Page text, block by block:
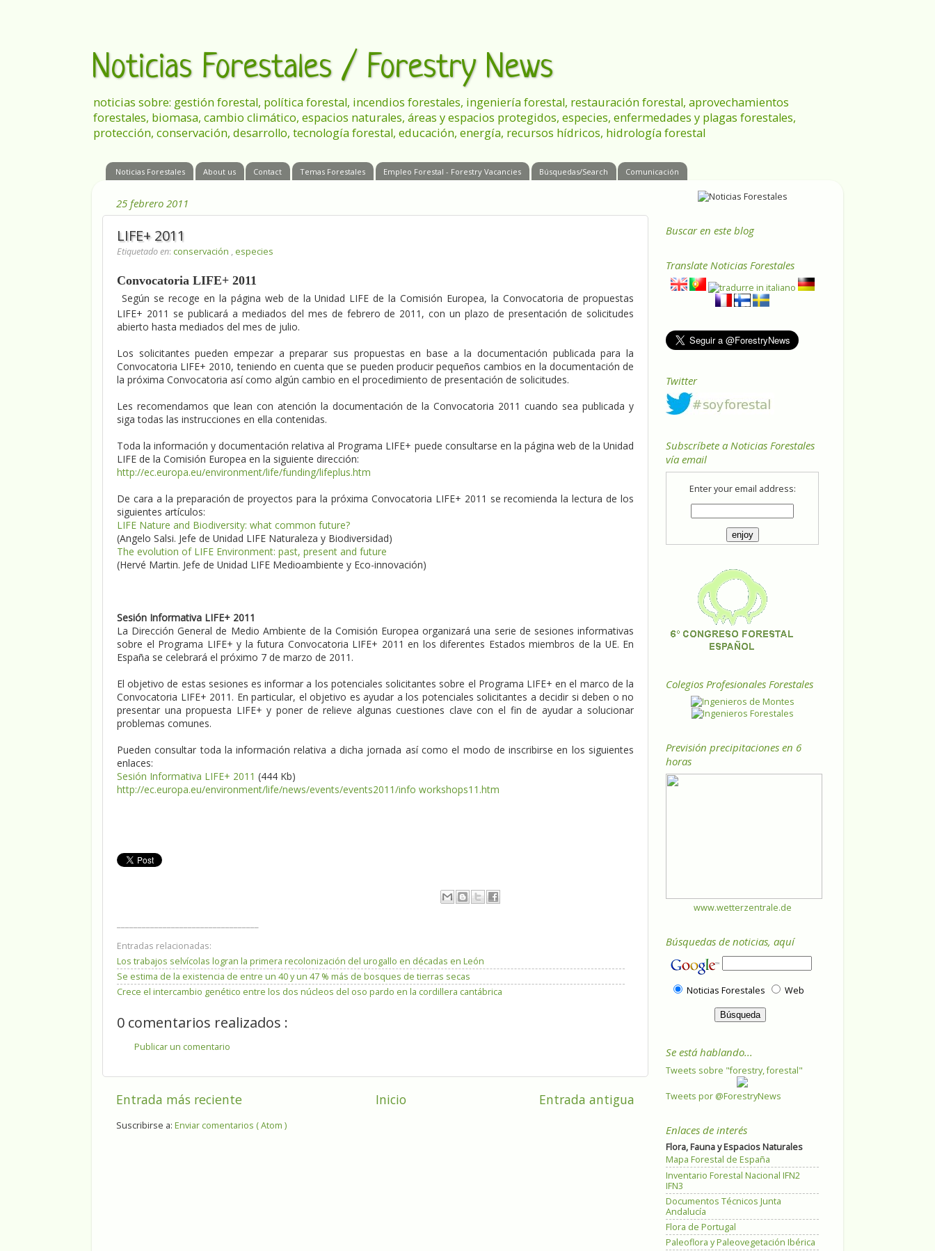
Noticias Forestales / Forestry News
noticias sobre: gestión forestal, política forestal, incendios forestales, ingeniería forestal, restauración forestal, aprovechamientos
forestales, biomasa, cambio climático, espacios naturales, áreas y espacios protegidos, especies, enfermedades y plagas forestales,
protección, conservación, desarrollo, tecnología forestal, educación, energía, recursos hídricos, hidrología forestal
Noticias Forestales About us Contact Temas Forestales Empleo Forestal - Forestry Vacancies Búsquedas/Search Comunicación
25 febrero 2011
LIFE+ 2011
Etiquetado en: conservación , especies
Convocatoria LIFE+ 2011
Según se recoge en la página web de la Unidad LIFE de la Comisión Europea, la Convocatoria de propuestas
LIFE+ 2011 se publicará a mediados del mes de febrero de 2011, con un plazo de presentación de solicitudes
abierto hasta mediados del mes de julio.
Los solicitantes pueden empezar a preparar sus propuestas en base a la documentación publicada para la
Convocatoria LIFE+ 2010, teniendo en cuenta que se pueden producir pequeños cambios en la documentación de
la próxima Convocatoria así como algún cambio en el procedimiento de presentación de solicitudes.
Les recomendamos que lean con atención la documentación de la Convocatoria 2011 cuando sea publicada y
siga todas las instrucciones en ella contenidas.
Toda la información y documentación relativa al Programa LIFE+ puede consultarse en la página web de la Unidad
LIFE de la Comisión Europea en la siguiente dirección:
http://ec.europa.eu/environment/life/funding/lifeplus.htm
De cara a la preparación de proyectos para la próxima Convocatoria LIFE+ 2011 se recomienda la lectura de los
siguientes artículos:
LIFE Nature and Biodiversity: what common future?
(Angelo Salsi. Jefe de Unidad LIFE Naturaleza y Biodiversidad)
The evolution of LIFE Environment: past, present and future
(Hervé Martin. Jefe de Unidad LIFE Medioambiente y Eco-innovación)
Sesión Informativa LIFE+ 2011
La Dirección General de Medio Ambiente de la Comisión Europea organizará una serie de sesiones informativas
sobre el Programa LIFE+ y la futura Convocatoria LIFE+ 2011 en los diferentes Estados miembros de la UE. En
España se celebrará el próximo 7 de marzo de 2011.
El objetivo de estas sesiones es informar a los potenciales solicitantes sobre el Programa LIFE+ en el marco de la
Convocatoria LIFE+ 2011. En particular, el objetivo es ayudar a los potenciales solicitantes a decidir si deben o no
presentar una propuesta LIFE+ y poner de relieve algunas cuestiones clave con el fin de ayudar a solucionar
problemas comunes.
Pueden consultar toda la información relativa a dicha jornada así como el modo de inscribirse en los siguientes
enlaces:
Sesión Informativa LIFE+ 2011 (444 Kb)
http://ec.europa.eu/environment/life/news/events/events2011/info workshops11.htm
Entradas relacionadas:
Los trabajos selvícolas logran la primera recolonización del urogallo en décadas en León
Se estima de la existencia de entre un 40 y un 47 % más de bosques de tierras secas
Crece el intercambio genético entre los dos núcleos del oso pardo en la cordillera cantábrica
0 comentarios realizados :
Publicar un comentario
Entrada más reciente Entrada antigua
Inicio
Suscribirse a: Enviar comentarios ( Atom )
Buscar en este blog
Translate Noticias Forestales
Twitter
Subscríbete a Noticias Forestales
vía email
Enter your email address:
Colegios Profesionales Forestales
Previsión precipitaciones en 6
horas
www.wetterzentrale.de
Búsquedas de noticias, aquí
Noticias Forestales Web
Se está hablando...
Tweets sobre "forestry, forestal"
Tweets por @ForestryNews
Enlaces de interés
Flora, Fauna y Espacios Naturales
Mapa Forestal de España
Inventario Forestal Nacional IFN2
IFN3
Documentos Técnicos Junta
Andalucía
Flora de Portugal
Paleoflora y Paleovegetación Ibérica